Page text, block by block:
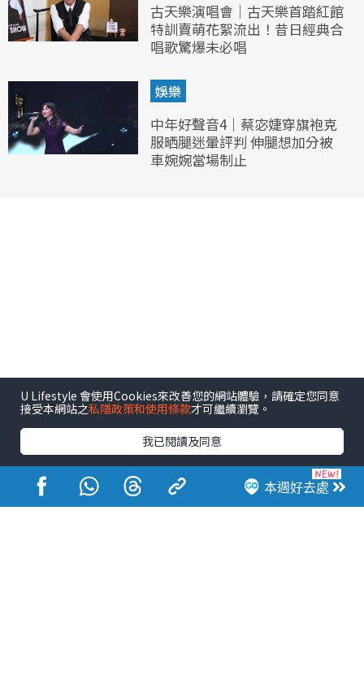
古天樂演唱會｜古天樂首踏紅館
特訓賣萌花絮流出！昔日經典合
唱歌驚爆未必唱
娛樂
中年好聲音4｜蔡宓婕穿旗袍克
服晒腿迷暈評判 伸腿想加分被
車婉婉當場制止
本週好去處
U Lifestyle 會使用Cookies來改善您的網站體驗，請確定您同意
接受本網站之私隱政策和使用條款才可繼續瀏覽。
我已閱讀及同意